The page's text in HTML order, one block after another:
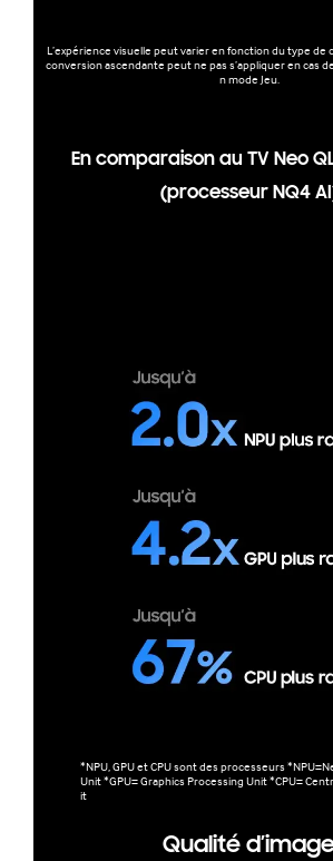
L’expérience visuelle peut varier en fonction du type de
conversion ascendante peut ne pas s’appliquer en cas
n mode Jeu.
En comparaison au TV Neo
(processeur NQ4
*NPU, GPU et CPU sont des processeurs
Unit *GPU= Graphics Processing Unit *CPU=
it
Qualité